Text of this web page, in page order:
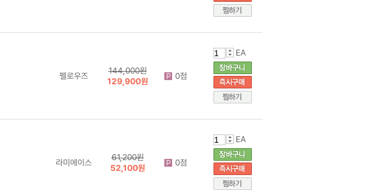
펠로우즈
144,000원
129,900원
0점
EA
라미에이스
61,200원
52,100원
0점
EA